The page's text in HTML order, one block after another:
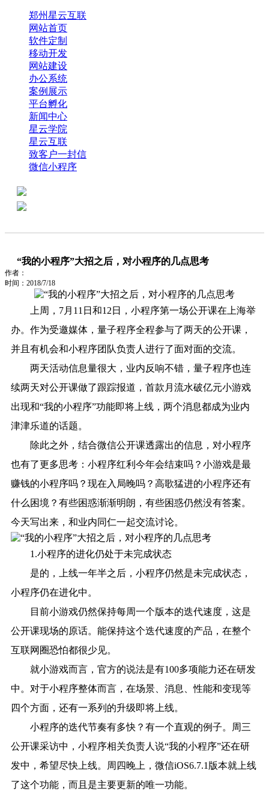
郑州星云互联
网站首页
软件定制
移动开发
网站建设
办公系统
案例展示
平台孵化
新闻中心
星云学院
星云互联
致客户一封信
微信小程序
“我的小程序”大招之后，对小程序的几点思考
作者：
时间：2018/7/18
上周，7月11日和12日，小程序第一场公开课在上海举
办。作为受邀媒体，量子程序全程参与了两天的公开课，
并且有机会和小程序团队负责人进行了面对面的交流。
两天活动信息量很大，业内反响不错，量子程序也连
续两天对公开课做了跟踪报道， 首款月流水破亿元小游戏
出现和“我的小程序”功能即将上线 ，两个消息都成为业内
津津乐道的话题。
除此之外，结合微信公开课透露出的信息，对小程序
也有了更多思考：小程序红利今年会结束吗？小游戏是最
赚钱的小程序吗？现在入局晚吗？高歌猛进的小程序还有
什么困境？有些困惑渐渐明朗，有些困惑仍然没有答案。
今天写出来，和业内同仁一起交流讨论。
1.小程序的进化仍处于未完成状态
是的，上线一年半之后，小程序仍然是未完成状态，
小程序仍在进化中。
目前小游戏仍然保持每周一个版本的迭代速度，这是
公开课现场的原话。能保持这个迭代速度的产品，在整个
互联网圈恐怕都很少见。
就小游戏而言，官方的说法是有100多项能力还在研发
中。对于小程序整体而言，在场景、消息、性能和变现等
四个方面，还有一系列的升级即将上线。
小程序的迭代节奏有多快？有一个直观的例子。周三
公开课采访中，小程序相关负责人说“我的小程序”还在研
发中，希望尽快上线。周四晚上，微信iOS6.7.1版本就上线
了这个功能，而且是主要更新的唯一功能。